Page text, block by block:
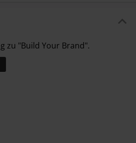
zu "Build Your Brand".